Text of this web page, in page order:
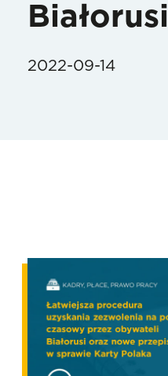
Białorusi
2022-09-14